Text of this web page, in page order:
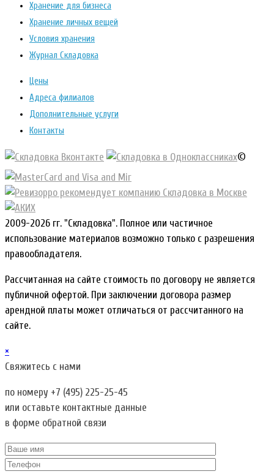
Хранение для бизнеса
Хранение личных вещей
Условия хранения
Журнал Складовка
Цены
Адреса филиалов
Дополнительные услуги
Контакты
©
2009-2026 гг. "Складовка". Полное или частичное
использование материалов возможно только с разрешения
правообладателя.
Рассчитанная на сайте стоимость по договору не является
публичной офертой. При заключении договора размер
арендной платы может отличаться от рассчитанного на
сайте.
×
Свяжитесь с нами
по номеру +7 (495) 225-25-45
или оставьте контактные данные
в форме обратной связи